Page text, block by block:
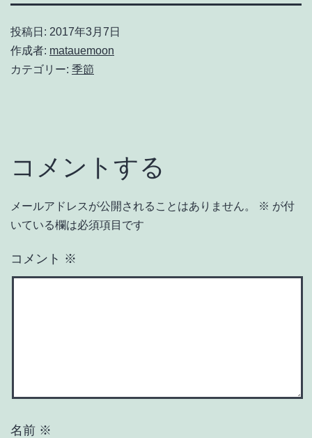
投稿日: 2017年3月7日
作成者: matauemoon
カテゴリー: 季節
コメントする
メールアドレスが公開されることはありません。 ※ が付
いている欄は必須項目です
コメント ※
名前 ※